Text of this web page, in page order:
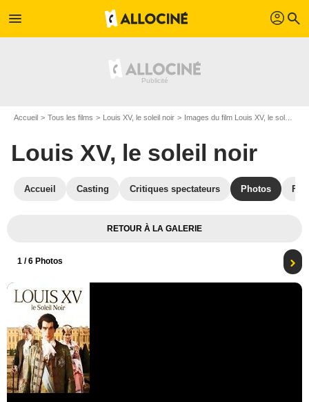
menu profil search
Accueil Tous les films Louis XV, le soleil noir Images du film Louis XV, le soleil noir
Louis XV, le soleil noir
Accueil Casting Critiques spectateurs Photos
RETOUR À LA GALERIE
1 / 6 Photos